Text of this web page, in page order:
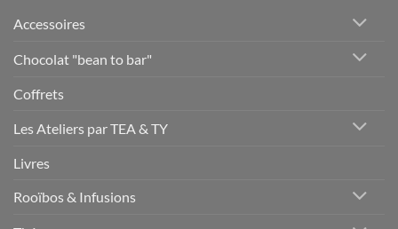
Accessoires
Chocolat "bean to bar"
Coffrets
Les Ateliers par TEA & TY
Livres
Rooïbos & Infusions